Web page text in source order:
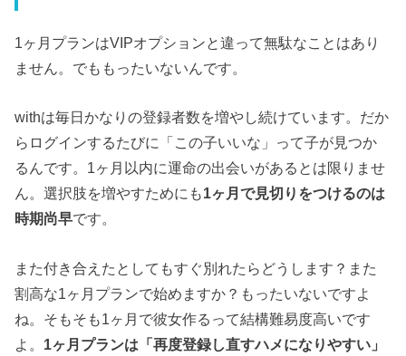
1ヶ月プランはVIPオプションと違って無駄なことはあり
ません。でももったいないんです。
withは毎日かなりの登録者数を増やし続けています。だか
らログインするたびに「この子いいな」って子が見つか
るんです。1ヶ月以内に運命の出会いがあるとは限りませ
ん。選択肢を増やすためにも1ヶ月で見切りをつけるのは
時期尚早です。
また付き合えたとしてもすぐ別れたらどうします？また
割高な1ヶ月プランで始めますか？もったいないですよ
ね。そもそも1ヶ月で彼女作るって結構難易度高いです
よ。 1ヶ月プランは「再度登録し直すハメになりやすい」